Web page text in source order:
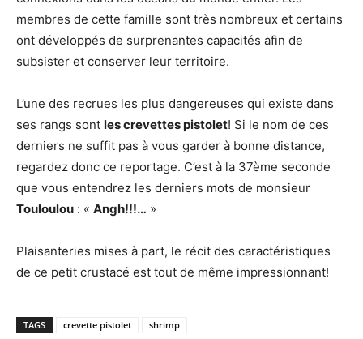
membres de cette famille sont très nombreux et certains
ont développés de surprenantes capacités afin de
subsister et conserver leur territoire.
L’une des recrues les plus dangereuses qui existe dans
ses rangs sont les crevettes pistolet! Si le nom de ces
derniers ne suffit pas à vous garder à bonne distance,
regardez donc ce reportage. C’est à la 37ème seconde
que vous entendrez les derniers mots de monsieur
Touloulou : « Angh!!!… »
Plaisanteries mises à part, le récit des caractéristiques
de ce petit crustacé est tout de même impressionnant!
TAGS crevette pistolet shrimp